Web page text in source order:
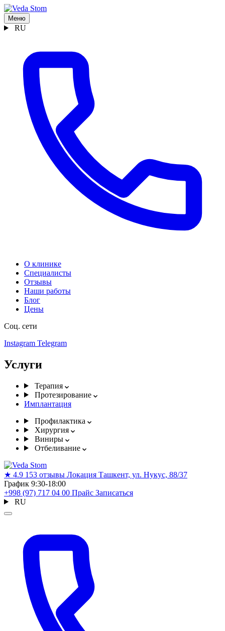
Меню
RU
О клинике
Специалисты
Отзывы
Наши работы
Блог
Цены
Соц. сети
Instagram Telegram
Услуги
Терапия
Протезирование
Имплантация
Профилактика
Хирургия
Виниры
Отбеливание
★ 4.9 153 отзывы Локация Ташкент, ул. Нукус, 88/37
График 9:30-18:00
+998 (97) 717 04 00 Прайс Записаться
RU